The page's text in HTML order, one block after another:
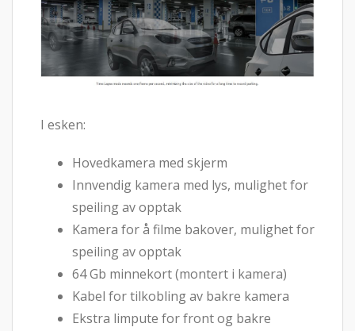
I esken:
Hovedkamera med skjerm
Innvendig kamera med lys, mulighet for
speiling av opptak
Kamera for å filme bakover, mulighet for
speiling av opptak
64 Gb minnekort (montert i kamera)
Kabel for tilkobling av bakre kamera
Ekstra limpute for front og bakre